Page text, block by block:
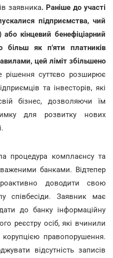
заявника. Раніше до участі
підприємства, чий
або кінцевий бенефіціарний
більш як п'яти платників
цей ліміт збільшено
рішення суттєво розширює
та інвесторів, які
бізнес, дозволяючи їм
для розвитку нових
процедура комплаєнсу та
банками. Відтепер
доводити свою
співбесіди. Заявник має
до банку інформаційну
реєстру осіб, які вчинили
правопорушення.
відсутність записів